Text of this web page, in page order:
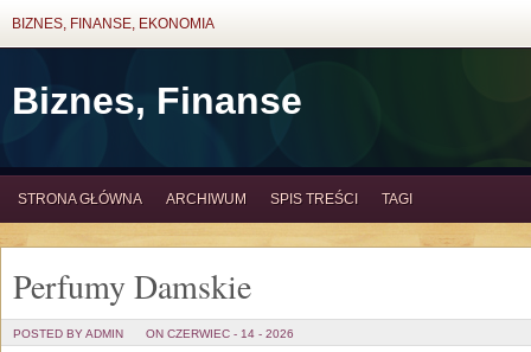
BIZNES, FINANSE, EKONOMIA
Biznes, Finanse
STRONA GŁÓWNA ARCHIWUM SPIS TREŚCI TAGI
Perfumy Damskie
POSTED BY ADMIN ON CZERWIEC - 14 - 2026